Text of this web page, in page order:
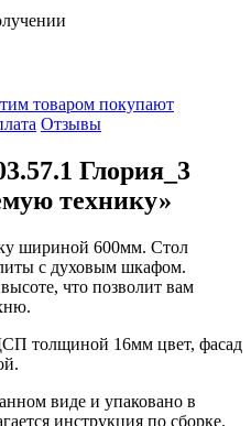
товаром покупают
Отзывы
Глория_3
технику»
шириной 600мм. Стол
с духовым шкафом.
что позволит вам
толщиной 16мм цвет, фасад
виде и упаковано в
инструкция по сборке.